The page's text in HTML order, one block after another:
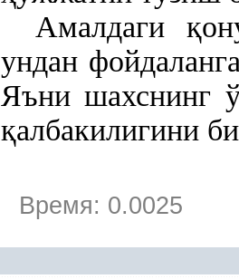
Амалдаги қ
ундан
Яъни шахснинг
қалбакилигини
Время: 0.0025